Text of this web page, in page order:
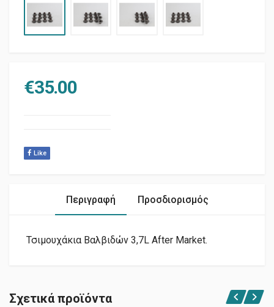
€35.00
Like
Περιγραφή Προσδιορισμός
Τσιμουχάκια Βαλβιδών 3,7L After Market.
Σχετικά προϊόντα